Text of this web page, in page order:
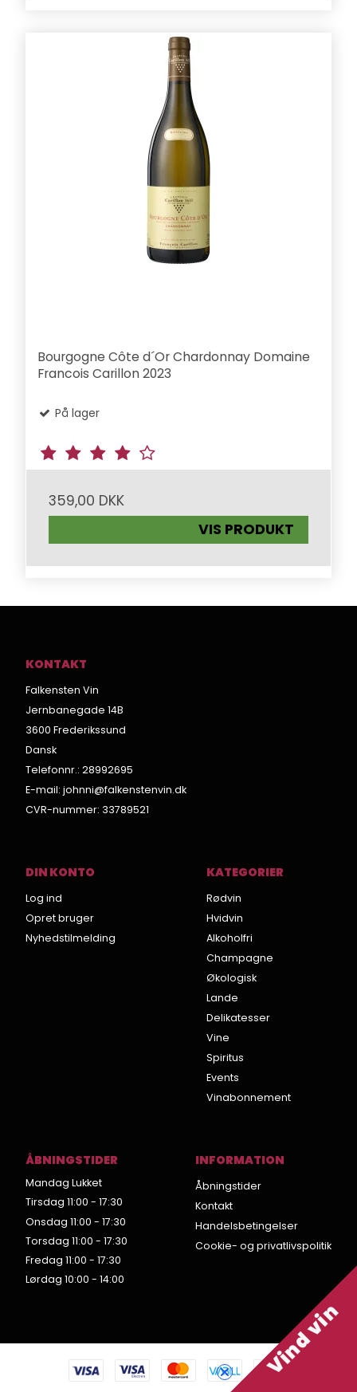
Bourgogne Côte d´Or Chardonnay Domaine
Francois Carillon 2023
På lager
359,00 DKK
VIS PRODUKT
KONTAKT
Falkensten Vin
Jernbanegade 14B
3600 Frederikssund
Dansk
Telefonnr.: 28992695
E-mail: johnni@falkenstenvin.dk
CVR-nummer: 33789521
DIN KONTO
Log ind
Opret bruger
Nyhedstilmelding
KATEGORIER
Rødvin
Hvidvin
Alkoholfri
Champagne
Økologisk
Lande
Delikatesser
Vine
Spiritus
Events
Vinabonnement
ÅBNINGSTIDER
Mandag Lukket
Tirsdag 11:00 - 17:30
Onsdag 11:00 - 17:30
Torsdag 11:00 - 17:30
Fredag 11:00 - 17:30
Lørdag 10:00 - 14:00
INFORMATION
Åbningstider
Kontakt
Handelsbetingelser
Cookie- og privatlivspolitik
Vind vin